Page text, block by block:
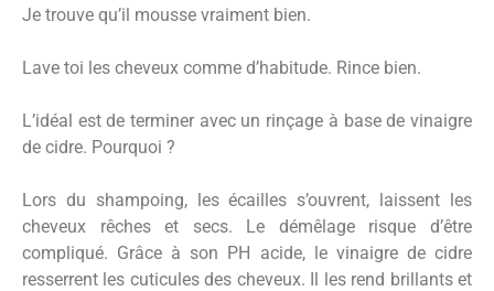
Je trouve qu’il mousse vraiment bien.
Lave toi les cheveux comme d’habitude. Rince bien.
L’idéal est de terminer avec un rinçage à base de vinaigre
de cidre. Pourquoi ?
Lors du shampoing, les écailles s’ouvrent, laissent les
cheveux rêches et secs. Le démêlage risque d’être
compliqué. Grâce à son PH acide, le vinaigre de cidre
resserrent les cuticules des cheveux. Il les rend brillants et